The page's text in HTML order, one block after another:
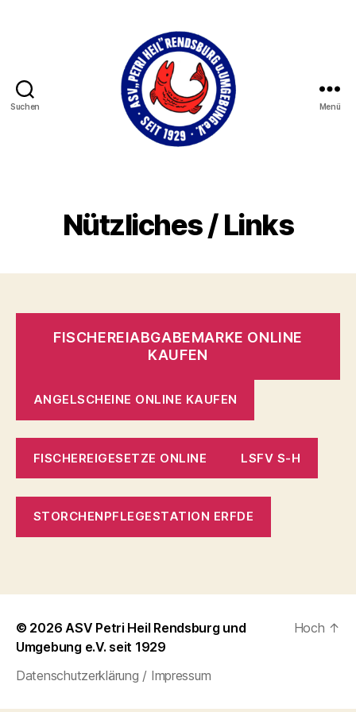
Suchen
Rendsburg
und
Menü
Nützliches / Links
FISCHEREIABGABEMARKE ONLINE
KAUFEN
ANGELSCHEINE ONLINE KAUFEN
FISCHEREIGESETZE ONLINE LSFV S-H
STORCHENPFLEGESTATION ERFDE
© 2026ASV Petri Heil Rendsburg und
Umgebung e.V. seit 1929
Datenschutzerklärung / Impressum
Hoch ↑